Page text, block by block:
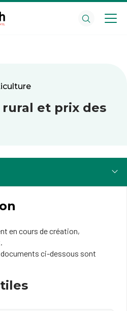
et prix des
en cours de création,
ci-dessous sont